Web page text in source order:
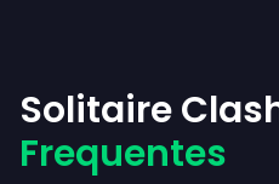
Solitaire
Frequentes